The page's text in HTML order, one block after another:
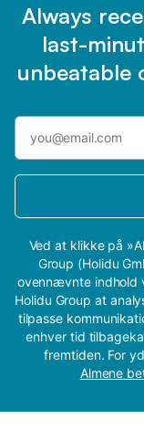
Always
last-
unbeatable
Ved at klikke på
Group (Holidu
ovennævnte indhold
Holidu Group at
tilpasse
enhver tid
fremtiden. For
Almene